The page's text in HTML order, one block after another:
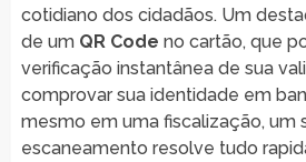
cotidiano dos cidadãos. Um
de um QR Code no cartão, que
verificação instantânea de sua
comprovar sua identidade em
mesmo em uma fiscalização, um
escaneamento resolve tudo